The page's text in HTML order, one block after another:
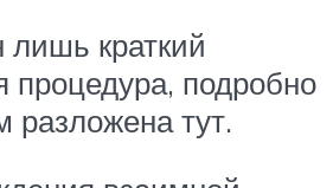
лишь краткий
процедура, подробно
разложена тут.